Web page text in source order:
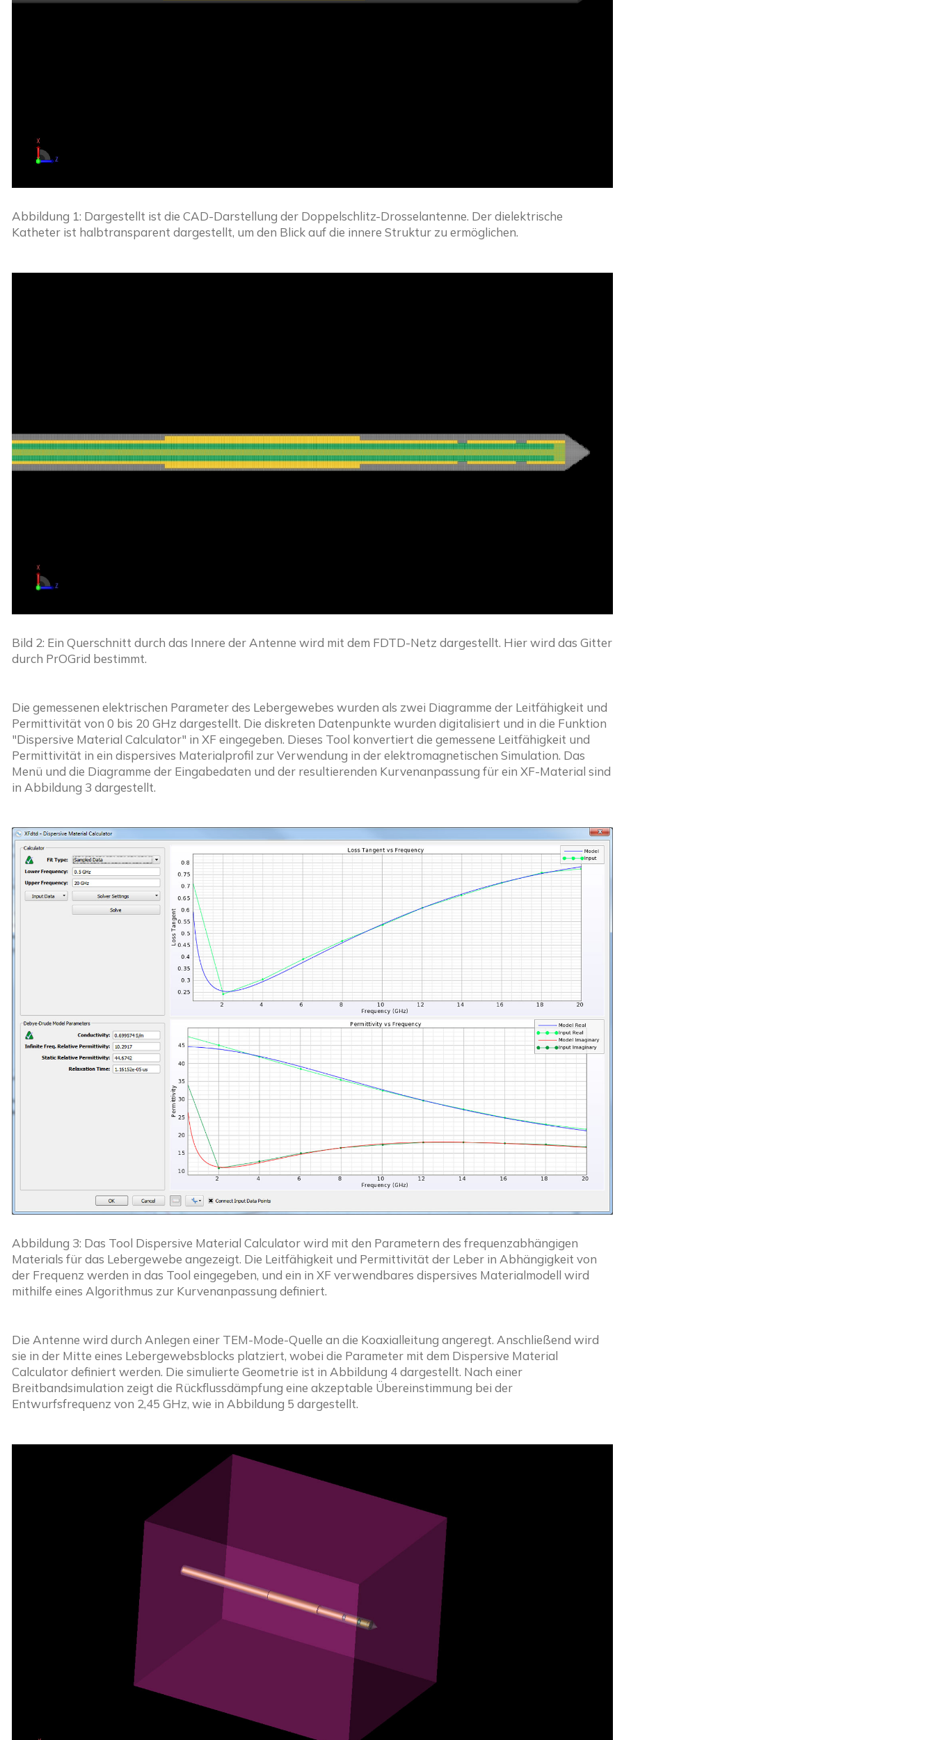
Abbildung 1: Dargestellt ist die CAD-Darstellung der Doppelschlitz-Drosselantenne. Der dielektrische
Katheter ist halbtransparent dargestellt, um den Blick auf die innere Struktur zu ermöglichen.
Bild 2: Ein Querschnitt durch das Innere der Antenne wird mit dem FDTD-Netz dargestellt. Hier wird das Gitter
durch PrOGrid bestimmt.
Die gemessenen elektrischen Parameter des Lebergewebes wurden als zwei Diagramme der Leitfähigkeit und
Permittivität von 0 bis 20 GHz dargestellt. Die diskreten Datenpunkte wurden digitalisiert und in die Funktion
"Dispersive Material Calculator" in XF eingegeben. Dieses Tool konvertiert die gemessene Leitfähigkeit und
Permittivität in ein dispersives Materialprofil zur Verwendung in der elektromagnetischen Simulation. Das
Menü und die Diagramme der Eingabedaten und der resultierenden Kurvenanpassung für ein XF-Material sind
in Abbildung 3 dargestellt.
Abbildung 3: Das Tool Dispersive Material Calculator wird mit den Parametern des frequenzabhängigen
Materials für das Lebergewebe angezeigt. Die Leitfähigkeit und Permittivität der Leber in Abhängigkeit von
der Frequenz werden in das Tool eingegeben, und ein in XF verwendbares dispersives Materialmodell wird
mithilfe eines Algorithmus zur Kurvenanpassung definiert.
Die Antenne wird durch Anlegen einer TEM-Mode-Quelle an die Koaxialleitung angeregt. Anschließend wird
sie in der Mitte eines Lebergewebsblocks platziert, wobei die Parameter mit dem Dispersive Material
Calculator definiert werden. Die simulierte Geometrie ist in Abbildung 4 dargestellt. Nach einer
Breitbandsimulation zeigt die Rückflussdämpfung eine akzeptable Übereinstimmung bei der
Entwurfsfrequenz von 2,45 GHz, wie in Abbildung 5 dargestellt.